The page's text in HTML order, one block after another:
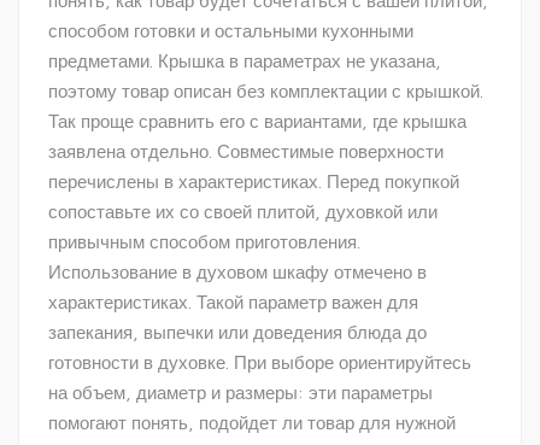
способом готовки и остальными кухонными
предметами. Крышка в параметрах не указана,
поэтому товар описан без комплектации с крышкой.
Так проще сравнить его с вариантами, где крышка
заявлена отдельно. Совместимые поверхности
перечислены в характеристиках. Перед покупкой
сопоставьте их со своей плитой, духовкой или
привычным способом приготовления.
Использование в духовом шкафу отмечено в
характеристиках. Такой параметр важен для
запекания, выпечки или доведения блюда до
готовности в духовке. При выборе ориентируйтесь
на объем, диаметр и размеры: эти параметры
помогают понять, подойдет ли товар для нужной